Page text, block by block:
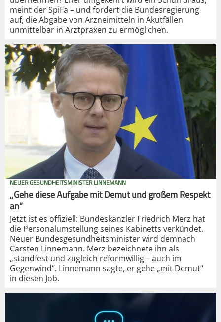
meint der SpiFa – und fordert die Bundesregierung
auf, die Abgabe von Arzneimitteln in Akutfällen
unmittelbar in Arztpraxen zu ermöglichen.
NEUER GESUNDHEITSMINISTER LINNEMANN
„Gehe diese Aufgabe mit Demut und großem Respekt
an“
Jetzt ist es offiziell: Bundeskanzler Friedrich Merz hat
die Personalumstellung seines Kabinetts verkündet.
Neuer Bundesgesundheitsminister wird demnach
Carsten Linnemann. Merz bezeichnete ihn als
„standfest und zugleich reformwillig – auch im
Gegenwind“. Linnemann sagte, er gehe „mit Demut“
in diesen Job.